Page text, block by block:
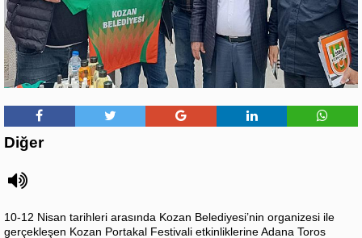
Diğer
10-12 Nisan tarihleri arasında Kozan Belediyesi’nin organizesi ile
gerçekleşen Kozan Portakal Festivali etkinliklerine Adana Toros